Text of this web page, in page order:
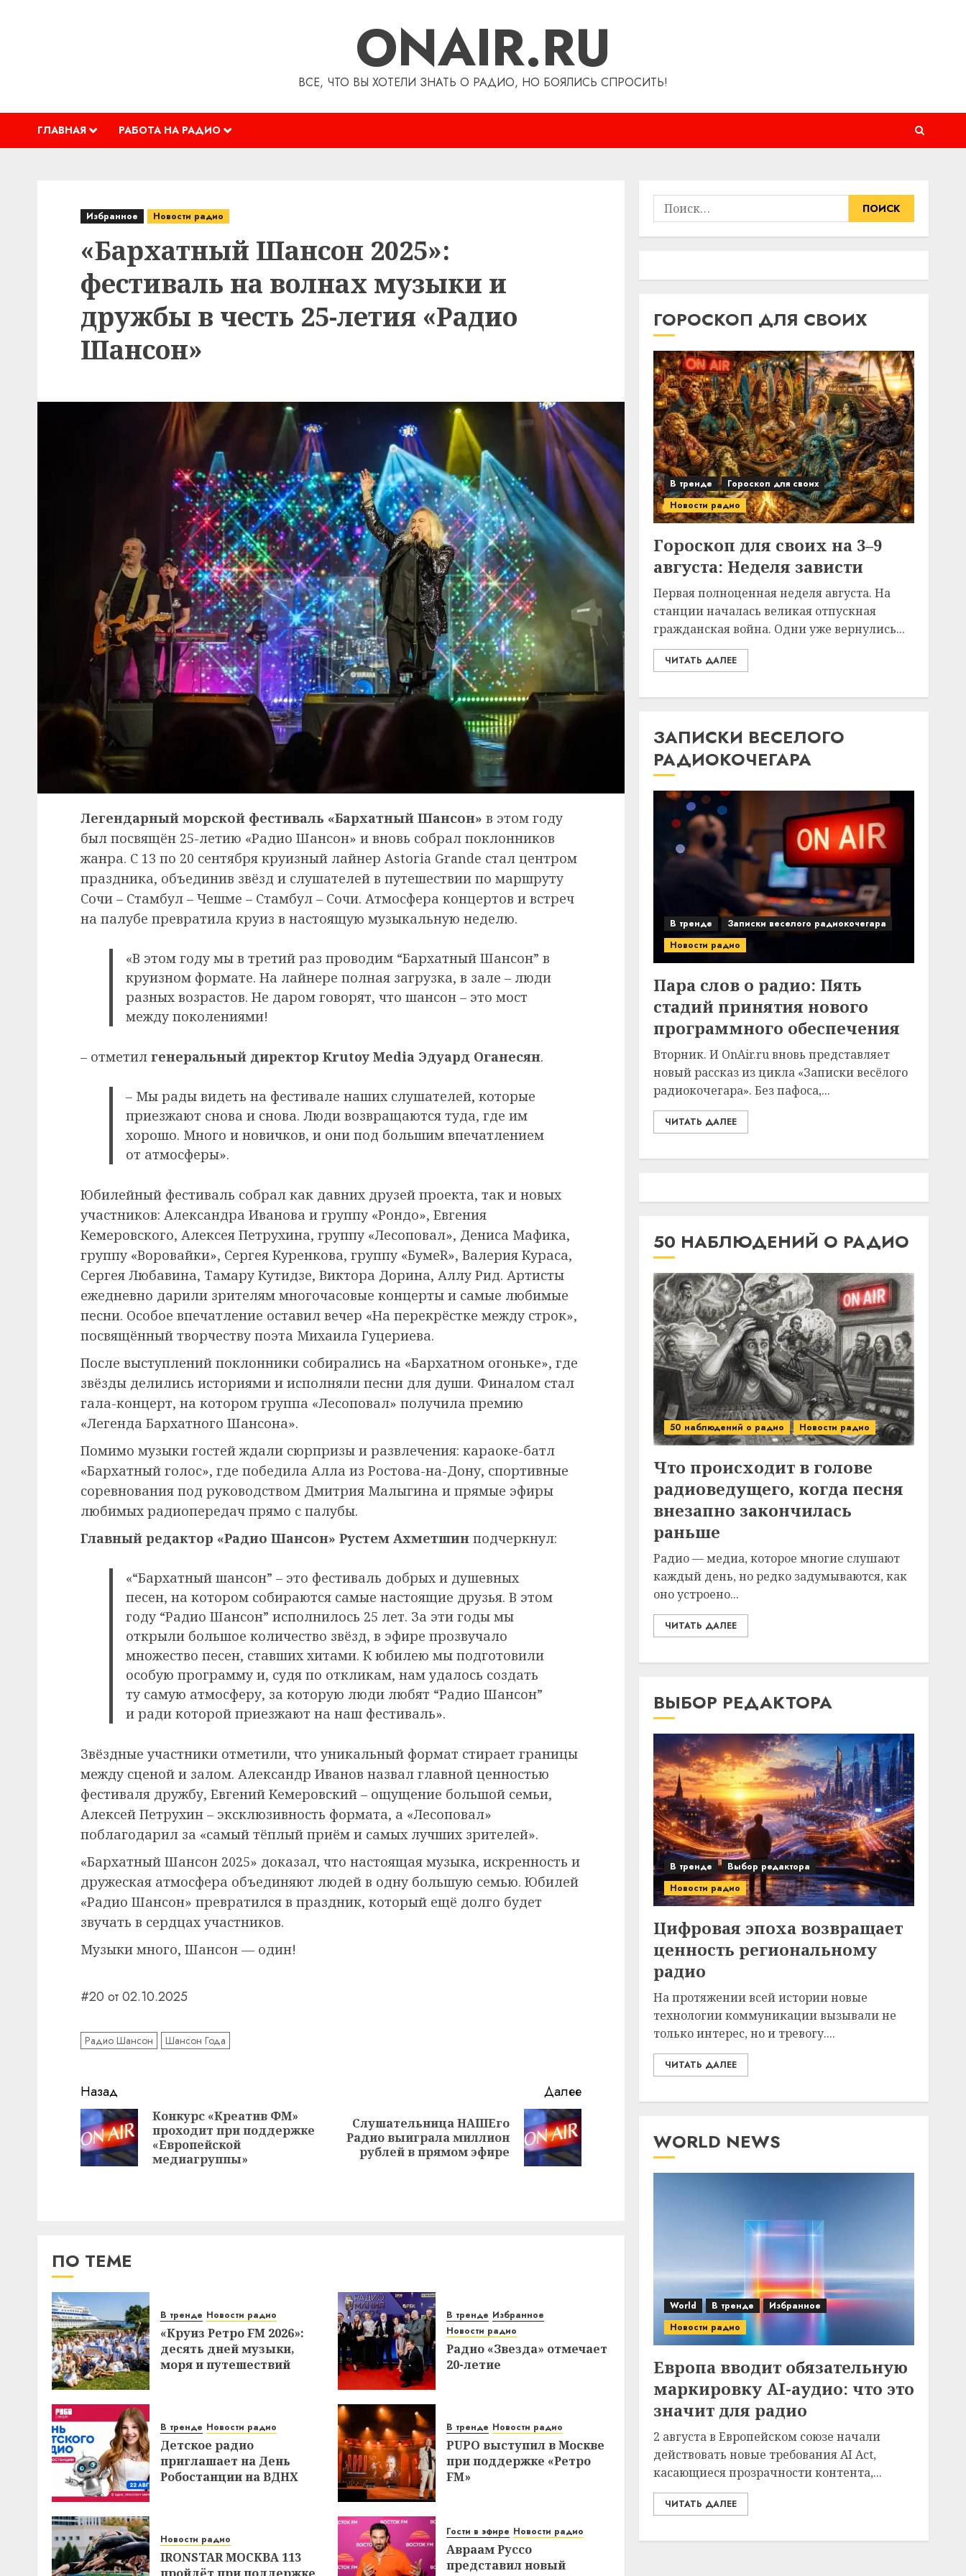
ONAIR.RU
ВСЕ, ЧТО ВЫ ХОТЕЛИ ЗНАТЬ О РАДИО, НО БОЯЛИСЬ СПРОСИТЬ!
ГЛАВНАЯ РАБОТА НА РАДИО
Избранное Новости радио
«Бархатный Шансон 2025»:
фестиваль на волнах музыки и
дружбы в честь 25-летия «Радио
Шансон»
Легендарный морской фестиваль «Бархатный Шансон» в этом году
был посвящён 25-летию «Радио Шансон» и вновь собрал поклонников
жанра. С 13 по 20 сентября круизный лайнер Astoria Grande стал центром
праздника, объединив звёзд и слушателей в путешествии по маршруту
Сочи – Стамбул – Чешме – Стамбул – Сочи. Атмосфера концертов и встреч
на палубе превратила круиз в настоящую музыкальную неделю.
«В этом году мы в третий раз проводим “Бархатный Шансон” в
круизном формате. На лайнере полная загрузка, в зале – люди
разных возрастов. Не даром говорят, что шансон – это мост
между поколениями!
– отметил генеральный директор Krutoy Media Эдуард Оганесян.
– Мы рады видеть на фестивале наших слушателей, которые
приезжают снова и снова. Люди возвращаются туда, где им
хорошо. Много и новичков, и они под большим впечатлением
от атмосферы».
Юбилейный фестиваль собрал как давних друзей проекта, так и новых
участников: Александра Иванова и группу «Рондо», Евгения
Кемеровского, Алексея Петрухина, группу «Лесоповал», Дениса Мафика,
группу «Воровайки», Сергея Куренкова, группу «БумеR», Валерия Кураса,
Сергея Любавина, Тамару Кутидзе, Виктора Дорина, Аллу Рид. Артисты
ежедневно дарили зрителям многочасовые концерты и самые любимые
песни. Особое впечатление оставил вечер «На перекрёстке между строк»,
посвящённый творчеству поэта Михаила Гуцериева.
После выступлений поклонники собирались на «Бархатном огоньке», где
звёзды делились историями и исполняли песни для души. Финалом стал
гала-концерт, на котором группа «Лесоповал» получила премию
«Легенда Бархатного Шансона».
Помимо музыки гостей ждали сюрпризы и развлечения: караоке-батл
«Бархатный голос», где победила Алла из Ростова-на-Дону, спортивные
соревнования под руководством Дмитрия Малыгина и прямые эфиры
любимых радиопередач прямо с палубы.
Главный редактор «Радио Шансон» Рустем Ахметшин подчеркнул:
«“Бархатный шансон” – это фестиваль добрых и душевных
песен, на котором собираются самые настоящие друзья. В этом
году “Радио Шансон” исполнилось 25 лет. За эти годы мы
открыли большое количество звёзд, в эфире прозвучало
множество песен, ставших хитами. К юбилею мы подготовили
особую программу и, судя по откликам, нам удалось создать
ту самую атмосферу, за которую люди любят “Радио Шансон”
и ради которой приезжают на наш фестиваль».
Звёздные участники отметили, что уникальный формат стирает границы
между сценой и залом. Александр Иванов назвал главной ценностью
фестиваля дружбу, Евгений Кемеровский – ощущение большой семьи,
Алексей Петрухин – эксклюзивность формата, а «Лесоповал»
поблагодарил за «самый тёплый приём и самых лучших зрителей».
«Бархатный Шансон 2025» доказал, что настоящая музыка, искренность и
дружеская атмосфера объединяют людей в одну большую семью. Юбилей
«Радио Шансон» превратился в праздник, который ещё долго будет
звучать в сердцах участников.
Музыки много, Шансон — один!
#20 от 02.10.2025
Радио Шансон Шансон Года
Навигация
записи
Назад
Предыдущая
запись:
Конкурс «Креатив ФМ»
проходит при поддержке
«Европейской
медиагруппы»
Далее
Следующая
запись:
Слушательница НАШЕго
Радио выиграла миллион
рублей в прямом эфире
ПО ТЕМЕ
В тренде Новости радио
«Круиз Ретро FM 2026»:
десять дней музыки,
моря и путешествий
В тренде Избранное
Новости радио
Радио «Звезда» отмечает
20-летие
В тренде Новости радио
Детское радио
приглашает на День
Робостанции на ВДНХ
В тренде Новости радио
PUPO выступил в Москве
при поддержке «Ретро
FM»
Новости радио
IRONSTAR МОСКВА 113
Гости в эфире Новости радио
Авраам Руссо
представил новый
Найти:
ГОРОСКОП ДЛЯ СВОИХ
В тренде
Гороскоп для своих
Новости радио
Гороскоп для своих на 3–9
августа: Неделя зависти
Первая полноценная неделя августа. На
станции началась великая отпускная
гражданская война. Одни уже вернулись...
ЧИТАТЬ ДАЛЕЕ
ЗАПИСКИ ВЕСЕЛОГО
РАДИОКОЧЕГАРА
В тренде
Записки веселого радиокочегара
Новости радио
Пара слов о радио: Пять
стадий принятия нового
программного обеспечения
Вторник. И OnAir.ru вновь представляет
новый рассказ из цикла «Записки весёлого
радиокочегара». Без пафоса,...
ЧИТАТЬ ДАЛЕЕ
50 НАБЛЮДЕНИЙ О РАДИО
50 наблюдений о радио Новости радио
Что происходит в голове
радиоведущего, когда песня
внезапно закончилась
раньше
Радио — медиа, которое многие слушают
каждый день, но редко задумываются, как
оно устроено...
ЧИТАТЬ ДАЛЕЕ
ВЫБОР РЕДАКТОРА
В тренде
Выбор редактора
Новости радио
Цифровая эпоха возвращает
ценность региональному
радио
На протяжении всей истории новые
технологии коммуникации вызывали не
только интерес, но и тревогу....
ЧИТАТЬ ДАЛЕЕ
WORLD NEWS
World В тренде
Избранное
Новости радио
Европа вводит обязательную
маркировку AI-аудио: что это
значит для радио
2 августа в Европейском союзе начали
действовать новые требования AI Act,
касающиеся прозрачности контента,...
ЧИТАТЬ ДАЛЕЕ